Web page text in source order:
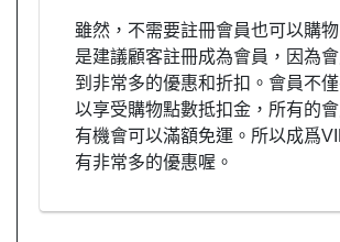
雖然，不需要註冊會員也可以購
是建議顧客註冊成為會員，因為
到非常多的優惠和折扣。會員不
以享受購物點數抵扣金，所有的
有機會可以滿額免運。所以成爲
有非常多的優惠喔。